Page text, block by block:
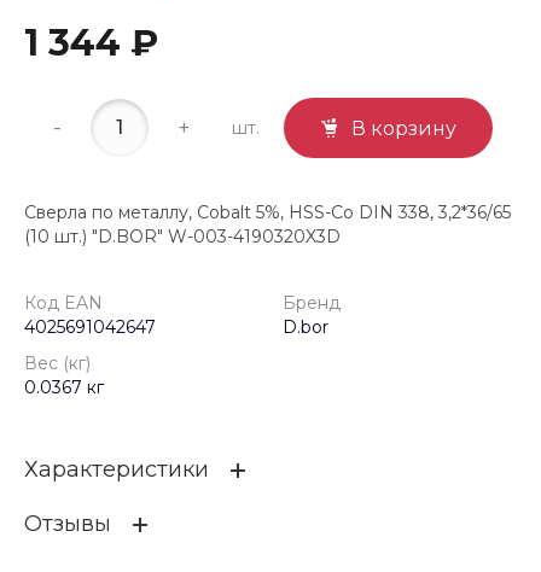
1 344 ₽
- + шт. В корзину
Сверла по металлу, Cobalt 5%, HSS-Co DIN 338, 3,2*36/65
(10 шт.) "D.BOR" W-003-4190320X3D
Код EAN
4025691042647
Бренд
D.bor
Вес (кг)
0.0367 кг
Характеристики
Код EAN
Отзывы